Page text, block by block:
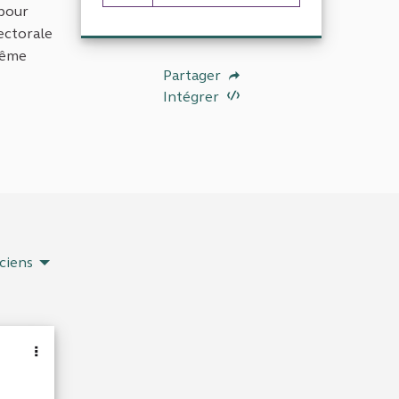
23 abonnés
Partager
Intégrer